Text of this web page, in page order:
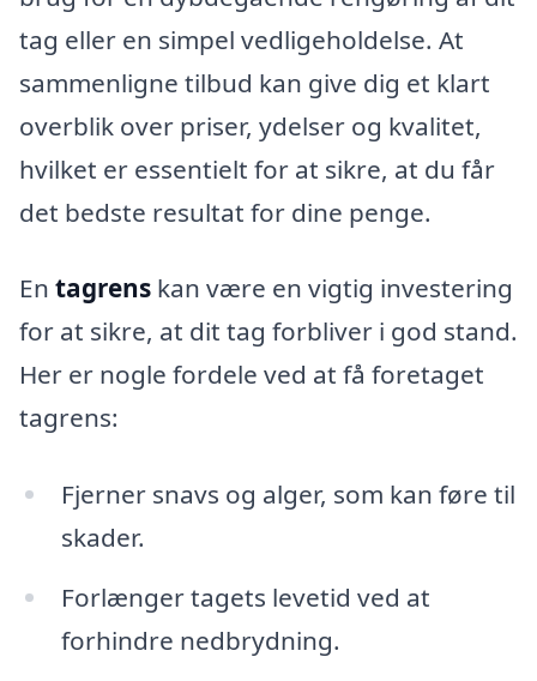
tag eller en simpel vedligeholdelse. At
sammenligne tilbud kan give dig et klart
overblik over priser, ydelser og kvalitet,
hvilket er essentielt for at sikre, at du får
det bedste resultat for dine penge.
En tagrens kan være en vigtig investering
for at sikre, at dit tag forbliver i god stand.
Her er nogle fordele ved at få foretaget
tagrens:
Fjerner snavs og alger, som kan føre til
skader.
Forlænger tagets levetid ved at
forhindre nedbrydning.